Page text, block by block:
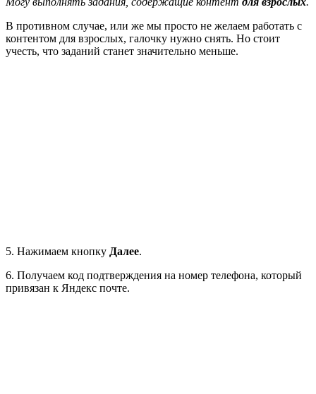
В противном случае, или же мы просто не желаем работать с
контентом для взрослых, галочку нужно снять. Но стоит
учесть, что заданий станет значительно меньше.
5. Нажимаем кнопку Далее.
6. Получаем код подтверждения на номер телефона, который
привязан к Яндекс почте.